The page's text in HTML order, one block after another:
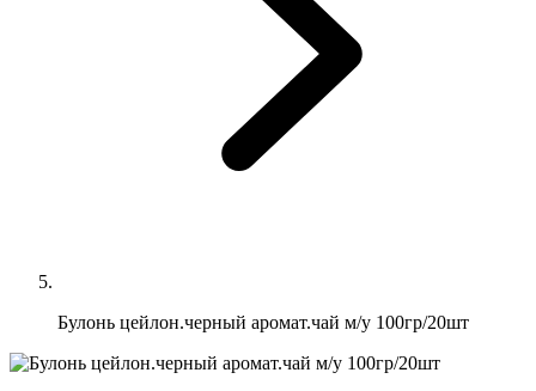
Булонь цейлон.черный аромат.чай м/у 100гр/20шт